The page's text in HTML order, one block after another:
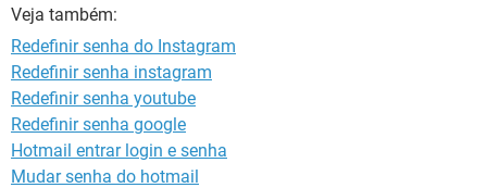
INSTAGRAM
GUIA DE COMPRAS
Veja também:
Redefinir senha do Instagram
Redefinir senha instagram
Redefinir senha youtube
Redefinir senha google
Hotmail entrar login e senha
Mudar senha do hotmail